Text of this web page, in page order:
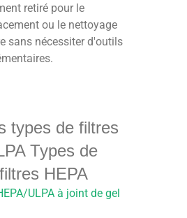
retiré pour le
ou le nettoyage
sans nécessiter d'outils
types de filtres
Types de
HEPA
ULPA à joint de gel